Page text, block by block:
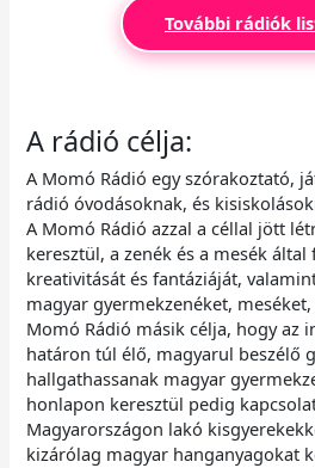
További rádiók
A rádió célja:
A Momó Rádió egy szórakoztató,
rádió óvodásoknak, és
A Momó Rádió azzal a céllal jött
keresztül, a zenék és a mesék
kreativitását és fantáziáját,
magyar gyermekzenéket,
Momó Rádió másik célja, hogy az
határon túl élő, magyarul beszélő
hallgathassanak magyar
honlapon keresztül pedig
Magyarországon lakó
kizárólag magyar hanganyagokat